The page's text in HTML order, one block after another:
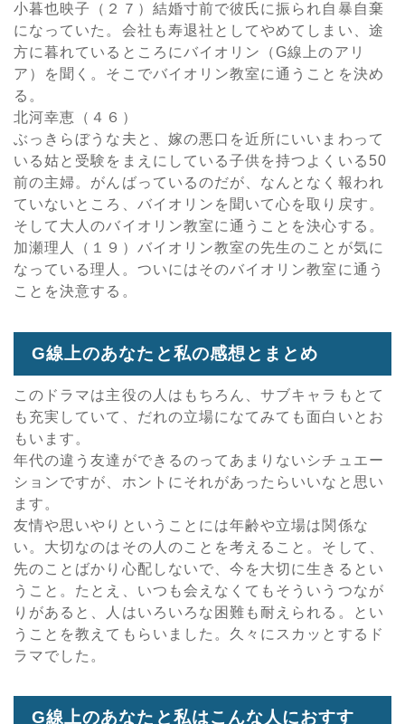
小暮也映子（２７）結婚寸前で彼氏に振られ自暴自棄
になっていた。会社も寿退社としてやめてしまい、途
方に暮れているところにバイオリン（G線上のアリ
ア）を聞く。そこでバイオリン教室に通うことを決め
る。
北河幸恵（４６）
ぶっきらぼうな夫と、嫁の悪口を近所にいいまわって
いる姑と受験をまえにしている子供を持つよくいる50
前の主婦。がんばっているのだが、なんとなく報われ
ていないところ、バイオリンを聞いて心を取り戻す。
そして大人のバイオリン教室に通うことを決心する。
加瀬理人（１９）バイオリン教室の先生のことが気に
なっている理人。ついにはそのバイオリン教室に通う
ことを決意する。
G線上のあなたと私の感想とまとめ
このドラマは主役の人はもちろん、サブキャラもとて
も充実していて、だれの立場になてみても面白いとお
もいます。
年代の違う友達ができるのってあまりないシチュエー
ションですが、ホントにそれがあったらいいなと思い
ます。
友情や思いやりということには年齢や立場は関係な
い。大切なのはその人のことを考えること。そして、
先のことばかり心配しないで、今を大切に生きるとい
うこと。たとえ、いつも会えなくてもそういうつなが
りがあると、人はいろいろな困難も耐えられる。とい
うことを教えてもらいました。久々にスカッとするド
ラマでした。
G線上のあなたと私はこんな人におすす